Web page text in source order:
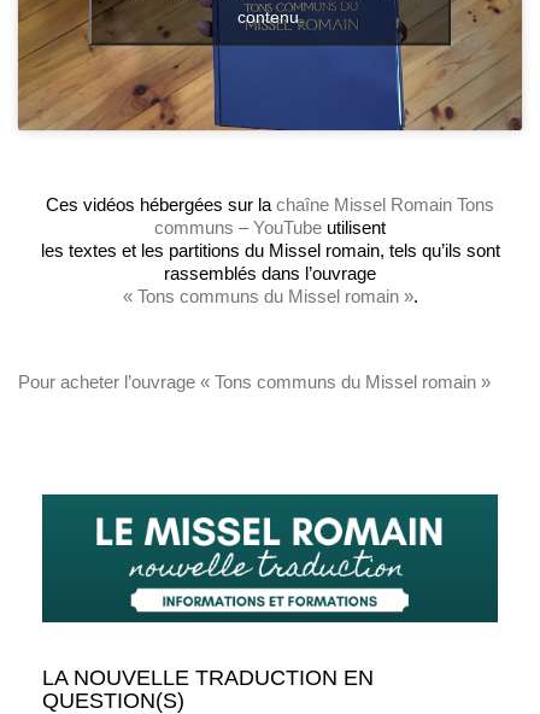
contenu.
Ces vidéos hébergées sur la chaîne Missel Romain Tons
communs – YouTube utilisent
les textes et les partitions du Missel romain, tels qu’ils sont
rassemblés dans l’ouvrage
« Tons communs du Missel romain ».
Pour acheter l’ouvrage « Tons communs du Missel romain »
LA NOUVELLE TRADUCTION EN
QUESTION(S)